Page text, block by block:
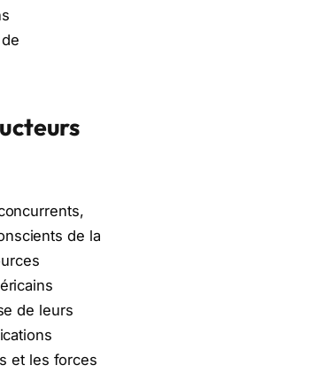
de la
de leurs
et les forces